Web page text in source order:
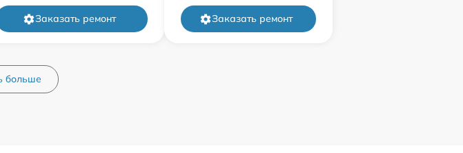
Заказать ремонт Заказать ремонт
больше